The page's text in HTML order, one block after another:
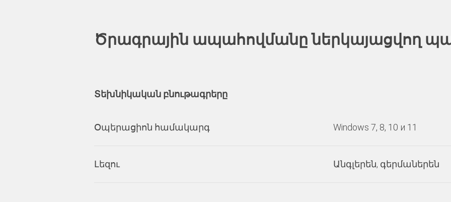
Ծրագրային ապահովմանը ներկայացվող
Տեխնիկական բնութագրերը
Օպերացիոն համակարգ Windows 7, 8, 10 и 11
Լեզու Անգլերեն, գերմաներեն